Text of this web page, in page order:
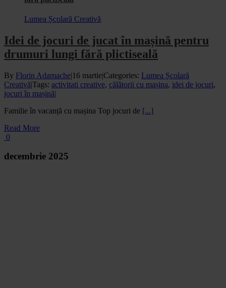
Lumea Școlară Creativă
Idei de jocuri de jucat în mașină pentru
drumuri lungi fără plictiseală
By Florin Adamache|16 martie|Categories: Lumea Școlară
Creativă|Tags: activitati creative, călătorii cu mașina, idei de jocuri,
jocuri în mașină|
Familie în vacanță cu mașina Top jocuri de [...]
Read More
0
decembrie 2025